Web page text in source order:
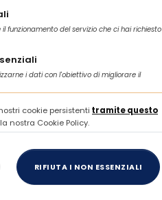
2024
funzionamento del servizio che ci hai richiesto
i dati con l'obiettivo di migliorare il
cookie persistenti tramite questo
nostra Cookie Policy.
RIFIUTA I NON ESSENZIALI